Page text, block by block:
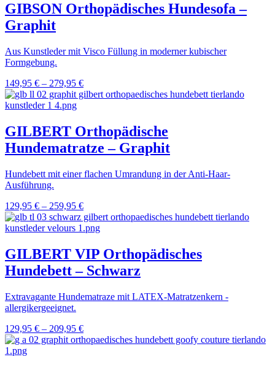
GIBSON Orthopädisches Hundesofa –
Graphit
Aus Kunstleder mit Visco Füllung in moderner kubischer
Formgebung.
149,95 € – 279,95 €
GILBERT Orthopädische
Hundematratze – Graphit
Hundebett mit einer flachen Umrandung in der Anti-Haar-
Ausführung.
129,95 € – 259,95 €
GILBERT VIP Orthopädisches
Hundebett – Schwarz
Extravagante Hundematraze mit LATEX-Matratzenkern -
allergikergeeignet.
129,95 € – 209,95 €